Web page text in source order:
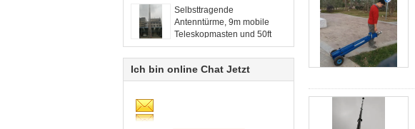
Antennenmast,
Teleskopturm
Selbsttragende
Antenntürme, 9m mobile
Teleskopmasten und 50ft
Teleskop-Antennenmast
Winde
Ich bin online Chat Jetzt